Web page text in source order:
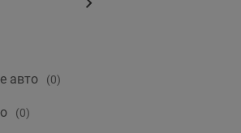
авто (0)
(0)